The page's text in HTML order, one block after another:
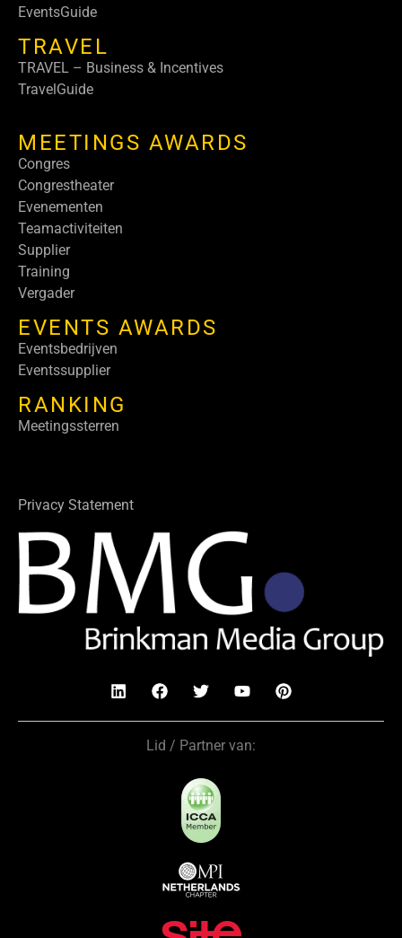
EventsGuide
TRAVEL
TRAVEL – Business & Incentives
TravelGuide
MEETINGS AWARDS
Congres
Congrestheater
Evenementen
Teamactiviteiten
Supplier
Training
Vergader
EVENTS AWARDS
Eventsbedrijven
Eventssupplier
RANKING
Meetingssterren
Privacy Statement
Lid / Partner van: